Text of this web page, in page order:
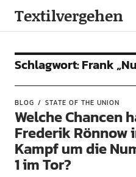
Textilvergehen
Schlagwort:Frank
BLOG STATE OF THE UNION
Welche Chancen
Frederik Rönnow
Kampf um die
1 im Tor?